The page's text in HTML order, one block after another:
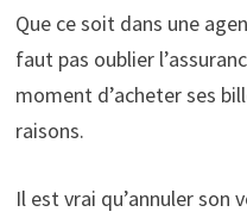
Que ce soit dans une
faut pas oublier
moment d’acheter ses
raisons.
Il est vrai qu’annuler